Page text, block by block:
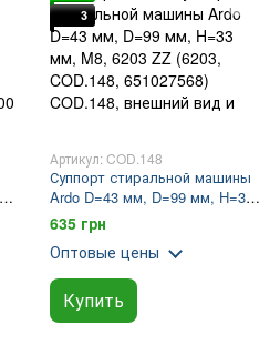
3
Артикул: COD.148
Суппорт стиральной машины
Ardo D=43 мм, D=99 мм, H=33
мм, M8, 6203 ZZ (6203,
COD.148, 651027568)
635 грн
Оптовые цены
Купить